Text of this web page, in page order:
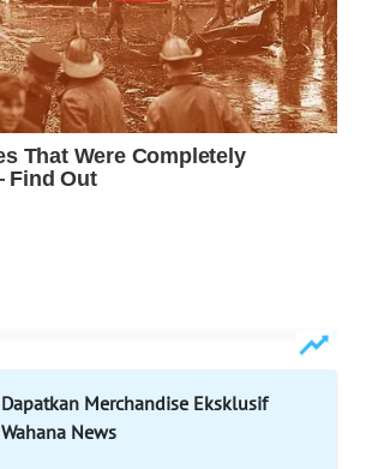
Dapatkan Merchandise Eksklusif
Wahana News